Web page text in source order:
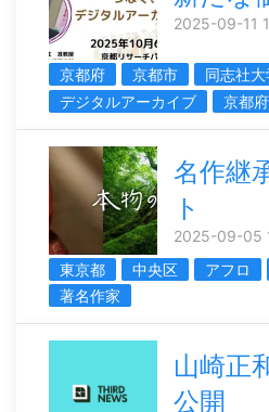
2025-09-11
京都府 京都市
同志社大
デジタルアーカイブ
京都
名作継
ト
2025-09-05
東京都
中央区 アフロ
著名作家
山崎正
公開